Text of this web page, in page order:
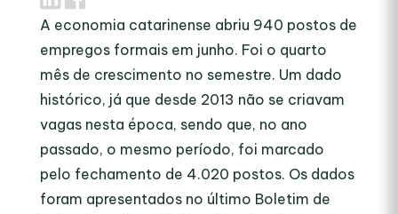
A economia catarinense abriu 940 postos de
empregos formais em junho. Foi o quarto
mês de crescimento no semestre. Um dado
histórico, já que desde 2013 não se criavam
vagas nesta época, sendo que, no ano
passado, o mesmo período, foi marcado
pelo fechamento de 4.020 postos. Os dados
foram apresentados no último Boletim de